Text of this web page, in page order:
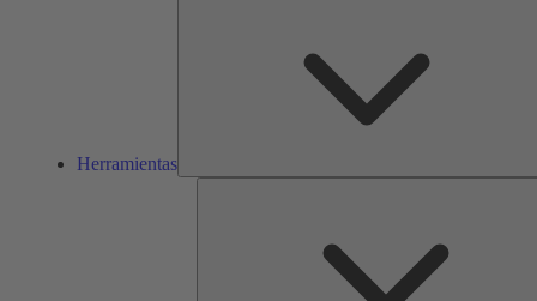
Herramientas